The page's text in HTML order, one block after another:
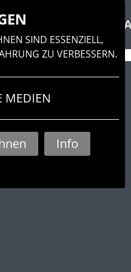
\
SIND ESSENZIELL,
ZU VERBESSERN.
MEDIEN
Info